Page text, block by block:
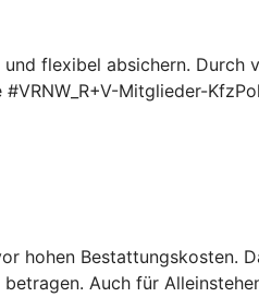
flexibel absichern.
Mitglieder-
hohen
Auch für